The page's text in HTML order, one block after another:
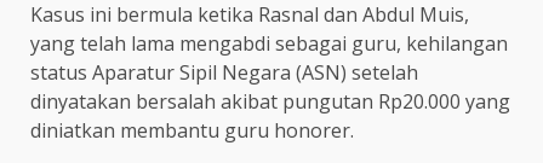
Kasus ini bermula ketika Rasnal dan Abdul Muis,
yang telah lama mengabdi sebagai guru, kehilangan
status Aparatur Sipil Negara (ASN) setelah
dinyatakan bersalah akibat pungutan Rp20.000 yang
diniatkan membantu guru honorer.